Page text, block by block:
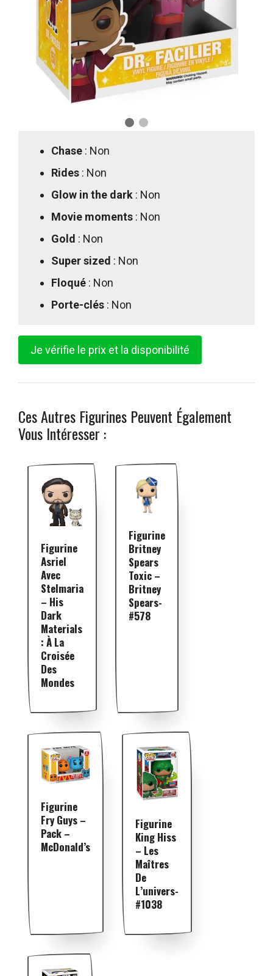
Chase : Non
Rides : Non
Glow in the dark : Non
Movie moments : Non
Gold : Non
Super sized : Non
Floqué : Non
Porte-clés : Non
Je vérifie le prix et la disponibilité
Ces Autres Figurines Peuvent Également
Vous Intéresser :
Figurine
Asriel
Avec
Stelmaria
– His
Dark
Materials
: À La
Croisée
Des
Mondes
Figurine
Britney
Spears
Toxic –
Britney
Spears-
#578
Figurine
Fry Guys –
Pack –
McDonald’s
Figurine
King Hiss
– Les
Maîtres
De
L’univers-
#1038